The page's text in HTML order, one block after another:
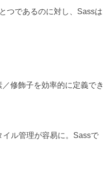
つであるのに対し、Sassは
修飾子を効率的に定義でき
ル管理が容易に。Sassで